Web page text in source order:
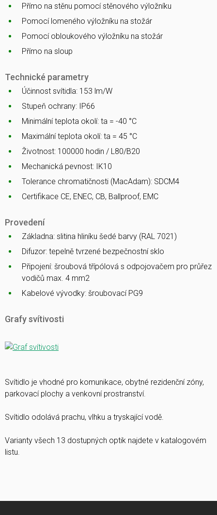
Přímo na stěnu pomocí stěnového výložníku
Pomocí lomeného výložníku na stožár
Pomocí obloukového výložníku na stožár
Přímo na sloup
Technické parametry
Účinnost svítidla: 153 lm/W
Stupeň ochrany: IP66
Minimální teplota okolí: ta = -40 °C
Maximální teplota okolí: ta = 45 °C
Životnost: 100000 hodin / L80/B20
Mechanická pevnost: IK10
Tolerance chromatičnosti (MacAdam): SDCM4
Certifikace CE, ENEC, CB, Ballproof, EMC
Provedení
Základna: slitina hliníku šedé barvy (RAL 7021)
Difuzor: tepelně tvrzené bezpečnostní sklo
Připojení: šroubová třípólová s odpojovačem pro průřez
vodičů max. 4 mm2
Kabelové vývodky: šroubovací PG9
Grafy svítivosti
Svítidlo je vhodné pro komunikace, obytné rezidenční zóny,
parkovací plochy a venkovní prostranství.
Svítidlo odolává prachu, vlhku a tryskající vodě.
Varianty všech 13 dostupných optik najdete v katalogovém
listu.